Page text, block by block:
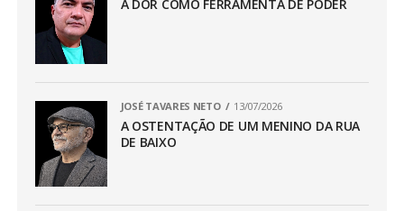
A DOR COMO FERRAMENTA DE PODER
JOSÉ TAVARES NETO 13/07/2026
A OSTENTAÇÃO DE UM MENINO DA RUA
DE BAIXO